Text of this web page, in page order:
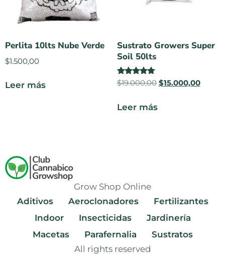
Perlita 10lts Nube Verde
$1.500,00
Leer más
Sustrato Growers Super
Soil 50lts
Valorado
en
$19.000,00 $15.000,00
Leer más
Grow Shop Online
Aditivos
Aeroclonadores
Fertilizantes
Indoor
Insecticidas
Jardinería
Macetas
Parafernalia
Sustratos
All rights reserved